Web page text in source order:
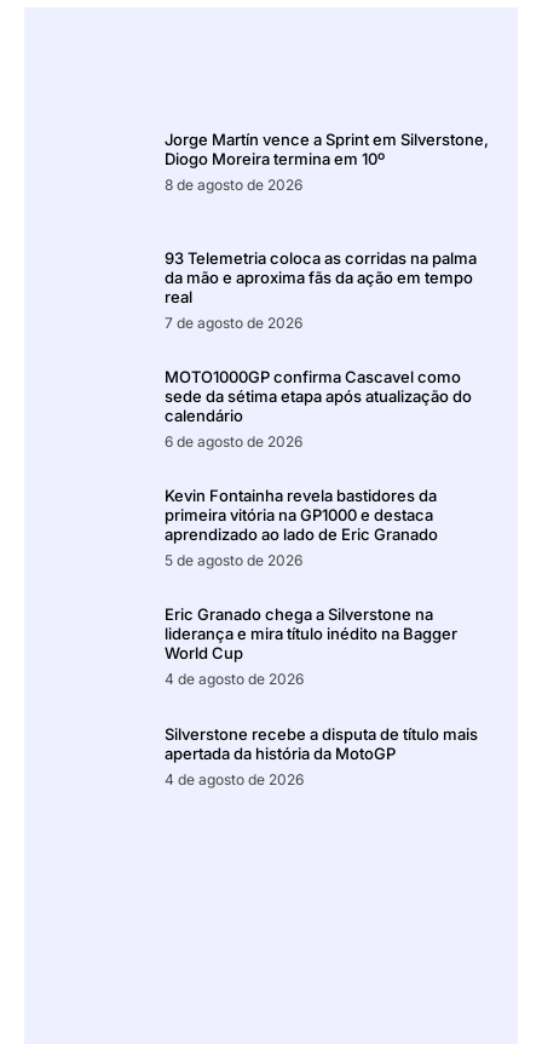
Jorge Martín vence a Sprint em Silverstone,
Diogo Moreira termina em 10º
8 de agosto de 2026
93 Telemetria coloca as corridas na palma
da mão e aproxima fãs da ação em tempo
real
7 de agosto de 2026
MOTO1000GP confirma Cascavel como
sede da sétima etapa após atualização do
calendário
6 de agosto de 2026
Kevin Fontainha revela bastidores da
primeira vitória na GP1000 e destaca
aprendizado ao lado de Eric Granado
5 de agosto de 2026
Eric Granado chega a Silverstone na
liderança e mira título inédito na Bagger
World Cup
4 de agosto de 2026
Silverstone recebe a disputa de título mais
apertada da história da MotoGP
4 de agosto de 2026